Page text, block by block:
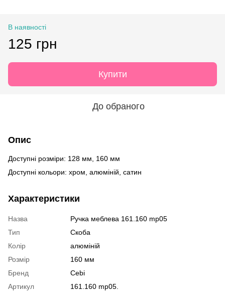
В наявності
125 грн
Купити
До обраного
Опис
Доступні розміри: 128 мм, 160 мм
Доступні кольори: хром, алюміній, сатин
Характеристики
Назва
Ручка меблева 161.160 mp05
Тип
Скоба
Колір
алюміній
Розмір
160 мм
Бренд
Cebi
Артикул
161.160 mp05.